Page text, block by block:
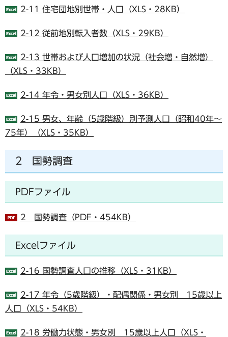
2-11 住宅団地別世帯・人口（XLS・28KB）
2-12 従前地別転入者数（XLS・29KB）
2-13 世帯および人口増加の状況（社会増・自然増）
（XLS・33KB）
2-14 年令・男女別人口（XLS・36KB）
2-15 男女、年齢（5歳階級）別予測人口（昭和40年～
75年）（XLS・35KB）
2 国勢調査
PDFファイル
2 国勢調査（PDF・454KB）
Excelファイル
2-16 国勢調査人口の推移（XLS・31KB）
2-17 年令（5歳階級）・配偶関係・男女別 15歳以上
人口（XLS・54KB）
2-18 労働力状態・男女別 15歳以上人口（XLS・